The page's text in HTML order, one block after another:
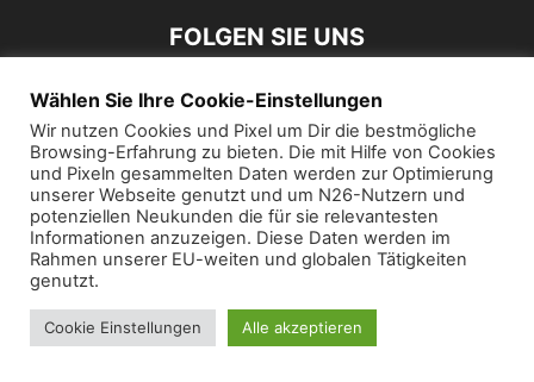
FOLGEN SIE UNS
© 2019 Die Webzeitung
Wählen Sie Ihre Cookie-Einstellungen
Wir nutzen Cookies und Pixel um Dir die bestmögliche
Browsing-Erfahrung zu bieten. Die mit Hilfe von Cookies
und Pixeln gesammelten Daten werden zur Optimierung
unserer Webseite genutzt und um N26-Nutzern und
potenziellen Neukunden die für sie relevantesten
Informationen anzuzeigen. Diese Daten werden im
Rahmen unserer EU-weiten und globalen Tätigkeiten
genutzt.
Cookie Einstellungen Alle akzeptieren